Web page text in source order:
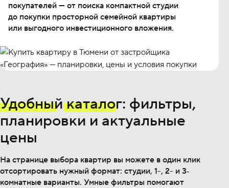
покупателей — от поиска компактной студии
до покупки просторной семейной квартиры
или выгодного инвестиционного вложения.
Удобный каталог: фильтры,
планировки и актуальные
цены
На странице выбора квартир вы можете в один клик
отсортировать нужный формат: студии, 1-, 2- и 3‐
комнатные варианты. Умные фильтры помогают